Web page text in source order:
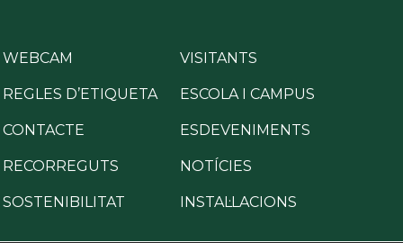
WEBCAM VISITANTS
REGLES D’ETIQUETA ESCOLA I CAMPUS
CONTACTE ESDEVENIMENTS
RECORREGUTS NOTÍCIES
SOSTENIBILITAT INSTAL·LACIONS